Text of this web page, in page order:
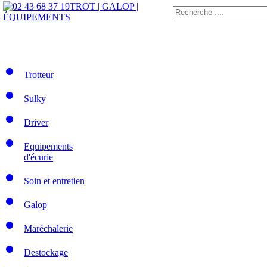
TROT | GALOP |
ÉQUIPEMENTS
Trotteur
Sulky
Driver
Equipements
d'écurie
Soin et entretien
Galop
Maréchalerie
Destockage